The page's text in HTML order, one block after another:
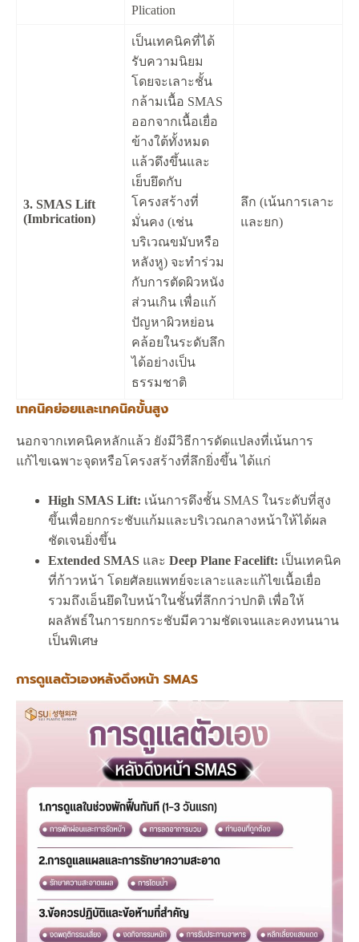
Plication
3. SMAS Lift
(Imbrication)
เป็นเทคนิคที่ได้
รับความนิยม
โดยจะเลาะชั้น
กล้ามเนื้อ SMAS
ออกจากเนื้อเยื่อ
ข้างใต้ทั้งหมด
แล้วดึงขึ้นและ
เย็บยึดกับ
โครงสร้างที่
มั่นคง (เช่น
บริเวณขมับหรือ
หลังหู) จะทำร่วม
กับการตัดผิวหนัง
ส่วนเกิน เพื่อแก้
ปัญหาผิวหย่อน
คล้อยในระดับลึก
ได้อย่างเป็น
ธรรมชาติ
ลึก (เน้นการเลาะ
และยก)
เทคนิคย่อยและเทคนิคขั้นสูง
นอกจากเทคนิคหลักแล้ว ยังมีวิธีการดัดแปลงที่เน้นการ
แก้ไขเฉพาะจุดหรือโครงสร้างที่ลึกยิ่งขึ้น ได้แก่
High SMAS Lift: เน้นการดึงชั้น SMAS ในระดับที่สูง
ขึ้นเพื่อยกกระชับแก้มและบริเวณกลางหน้าให้ได้ผล
ชัดเจนยิ่งขึ้น
Extended SMAS และ Deep Plane Facelift: เป็นเทคนิค
ที่ก้าวหน้า โดยศัลยแพทย์จะเลาะและแก้ไขเนื้อเยื่อ
รวมถึงเอ็นยึดใบหน้าในชั้นที่ลึกกว่าปกติ เพื่อให้
ผลลัพธ์ในการยกกระชับมีความชัดเจนและคงทนนาน
เป็นพิเศษ
การดูแลตัวเองหลังดึงหน้า SMAS